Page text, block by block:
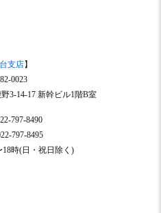
支店】
0023
3-14-17 新幹ビル1階B室
797-8490
797-8495
時(日・祝日除く)